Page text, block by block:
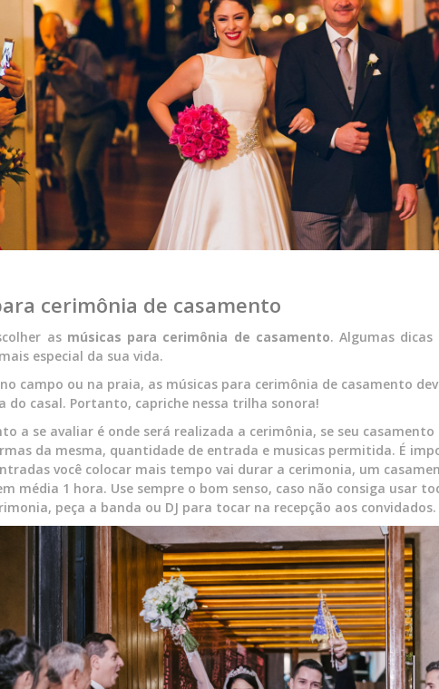
cerimônia de casamento
as músicas para cerimônia de casamento. Algumas
especial da sua vida.
campo ou na praia, as músicas para cerimônia de casamento
do casal. Portanto, capriche nessa trilha sonora!
a se avaliar é onde será realizada a cerimônia, se seu casamento
da mesma, quantidade de entrada e musicas permitida. É
você colocar mais tempo vai durar a cerimonia, um
média 1 hora. Use sempre o bom senso, caso não consiga usar
peça a banda ou DJ para tocar na recepção aos convidados.